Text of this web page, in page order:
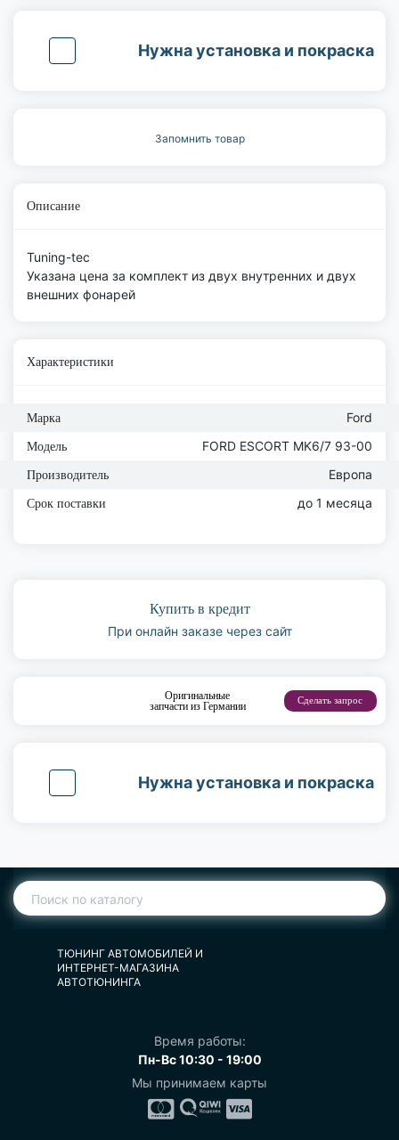
Нужна установка и покраска
Запомнить товар
Описание
Tuning-tec
Указана цена за комплект из двух внутренних и двух
внешних фонарей
Характеристики
Марка Ford
Модель FORD ESCORT MK6/7 93-00
Производитель Европа
Срок поставки до 1 месяца
Купить в кредит
При онлайн заказе через сайт
Оригинальные
запчасти из Германии
Сделать запрос
Нужна установка и покраска
ТЮНИНГ АВТОМОБИЛЕЙ И
ИНТЕРНЕТ-МАГАЗИНА
АВТОТЮНИНГА
Время работы:
Пн-Вс 10:30 - 19:00
Мы принимаем карты